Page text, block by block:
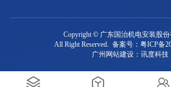
Copyright © 广东国治机电安装股份
All Right Reserved. 备案号：粤ICP备
广州网站建设：讯度科技